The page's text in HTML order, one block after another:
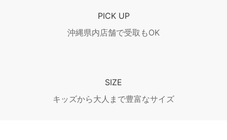
PICK UP
沖縄県内店舗で受取もOK
SIZE
キッズから大人まで豊富なサイズ